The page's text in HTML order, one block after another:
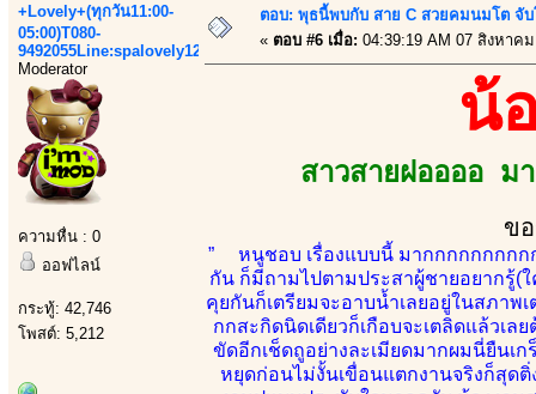
+Lovely+(ทุกวัน11:00-
05:00)T080-
9492055Line:spalovely123
Moderator
ความหื่น : 0
ออฟไลน์
กระทู้: 42,746
โพสต์: 5,212
ตอบ: พุธนี้พบกับ สาย C สวยคมนมโต จั
« ตอบ #6 เมื่อ: 04:39:19 AM 07 สิงหาค
น้
สาวสายฝออออ
ข
” หนูชอบ เรื่องแบบนี้ มากกกกกกกกก
กัน ก็มีถามไปตามประสาผู้ชายอยากรู้(
คุยกันก็เตรียมจะอาบน้ำเลยอยู่ในสภาพ
กกสะกิดนิดเดียวก็เกือบจะเตลิดแล้วเ
ขัดอีกเช็ดถูอย่างละเมียดมากผมนี่ยืนเ
หยุดก่อนไม่งั้นเขื่อนแตกงานจริงก็สุด